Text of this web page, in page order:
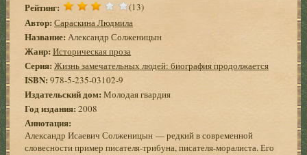
Рейтинг: (13)
Автор: Сараскина Людмила
Название: Александр Солженицын
Жанр: Историческая проза
Серия: Жизнь замечательных людей: биография продолжается
ISBN: 978-5-235-03102-9
Издательский дом: Молодая гвардия
Год издания: 2008
Аннотация:
Александр Исаевич Солженицын — редкий в современной
словесности пример писателя-трибуна, писателя-моралиста. Его